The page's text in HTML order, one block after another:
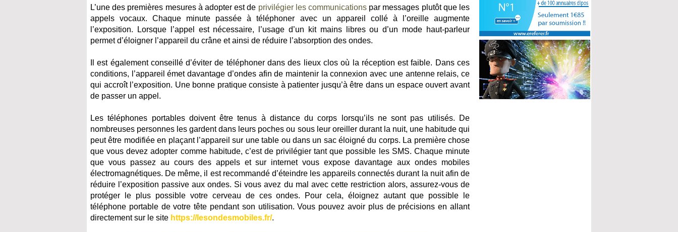
L’une des premières mesures à adopter est de privilégier les communications par messages plutôt que les
appels vocaux. Chaque minute passée à téléphoner avec un appareil collé à l’oreille augmente
l’exposition. Lorsque l’appel est nécessaire, l’usage d’un kit mains libres ou d’un mode haut-parleur
permet d’éloigner l’appareil du crâne et ainsi de réduire l’absorption des ondes.
Il est également conseillé d’éviter de téléphoner dans des lieux clos où la réception est faible. Dans ces
conditions, l’appareil émet davantage d’ondes afin de maintenir la connexion avec une antenne relais, ce
qui accroît l’exposition. Une bonne pratique consiste à patienter jusqu’à être dans un espace ouvert avant
de passer un appel.
Les téléphones portables doivent être tenus à distance du corps lorsqu’ils ne sont pas utilisés. De
nombreuses personnes les gardent dans leurs poches ou sous leur oreiller durant la nuit, une habitude qui
peut être modifiée en plaçant l’appareil sur une table ou dans un sac éloigné du corps. La première chose
que vous devez adopter comme habitude, c’est de privilégier tant que possible les SMS. Chaque minute
que vous passez au cours des appels et sur internet vous expose davantage aux ondes mobiles
électromagnétiques. De même, il est recommandé d’éteindre les appareils connectés durant la nuit afin de
réduire l’exposition passive aux ondes. Si vous avez du mal avec cette restriction alors, assurez-vous de
protéger le plus possible votre cerveau de ces ondes. Pour cela, éloignez autant que possible le
téléphone portable de votre tête pendant son utilisation. Vous pouvez avoir plus de précisions en allant
directement sur le site https://lesondesmobiles.fr/.